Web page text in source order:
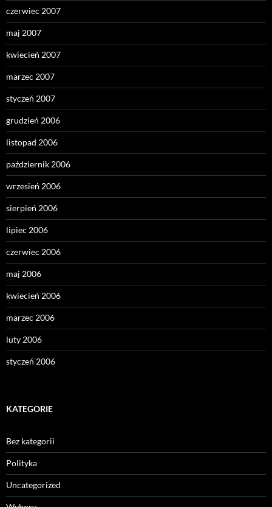
czerwiec 2007
maj 2007
kwiecień 2007
marzec 2007
styczeń 2007
grudzień 2006
listopad 2006
październik 2006
wrzesień 2006
sierpień 2006
lipiec 2006
czerwiec 2006
maj 2006
kwiecień 2006
marzec 2006
luty 2006
styczeń 2006
KATEGORIE
Bez kategorii
Polityka
Uncategorized